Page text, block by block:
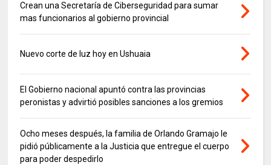
Crean una Secretaría de Ciberseguridad para sumar
mas funcionarios al gobierno provincial
Nuevo corte de luz hoy en Ushuaia
El Gobierno nacional apuntó contra las provincias
peronistas y advirtió posibles sanciones a los gremios
Ocho meses después, la familia de Orlando Gramajo le
pidió públicamente a la Justicia que entregue el cuerpo
para poder despedirlo